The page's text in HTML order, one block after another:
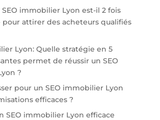
immobilier Lyon est-il 2 fois
pour attirer des acheteurs qualifiés
Lyon: Quelle stratégie en 5
permet de réussir un SEO
?
pour un SEO immobilier Lyon
efficaces ?
SEO immobilier Lyon efficace